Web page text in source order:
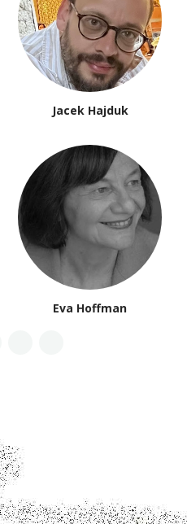
Jacek Hajduk
Eva Hoffman